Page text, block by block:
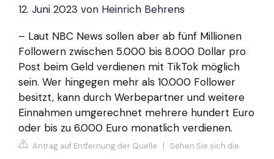
12. Juni 2023 von Heinrich Behrens
– Laut NBC News sollen aber ab fünf Millionen
Followern zwischen 5.000 bis 8.000 Dollar pro
Post beim Geld verdienen mit TikTok möglich
sein. Wer hingegen mehr als 10.000 Follower
besitzt, kann durch Werbepartner und weitere
Einnahmen umgerechnet mehrere hundert Euro
oder bis zu 6.000 Euro monatlich verdienen.
Antrag auf Entfernung der Quelle | Sehen Sie sich die